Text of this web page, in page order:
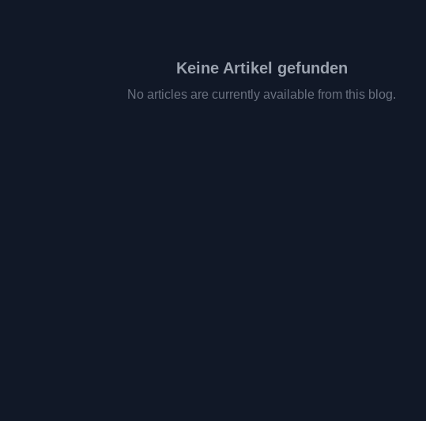
Keine Artikel gefunden
No articles are currently available from this blog.